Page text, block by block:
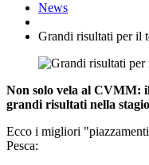
News
Grandi risultati per il
Non solo vela al CVMM:
grandi risultati nella
Ecco i migliori
Pesca: